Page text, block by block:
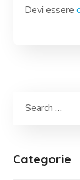
Devi essere
Categorie